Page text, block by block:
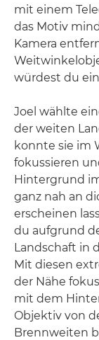
mit einem
das Motiv
Kamera
würdest du
Joel wählte
der weiten
konnte sie im
fokussieren
Hintergrund
ganz nah an
erscheinen
du aufgrund
Landschaft in
Mit diesen
der Nähe
mit dem
Objektiv von
Brennweiten